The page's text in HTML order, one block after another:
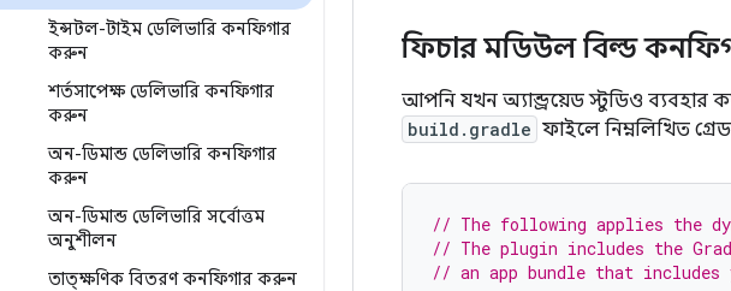
ইন্সটল-টাইম ডেলিভারি কনফিগার
করুন
শর্তসাপেক্ষ ডেলিভারি কনফিগার
করুন
অন-ডিমান্ড ডেলিভারি কনফিগার
করুন
অন-ডিমান্ড ডেলিভারি সর্বোত্তম
অনুশীলন
তাত্ক্ষণিক বিতরণ কনফিগার করুন
ফিচার মডিউল বিল্ড
আপনি যখন অ্যান্ড্রয়েড স্টুডিও
build.gradle ফাইলে নিম্নলিখিত
// The following applies the
// The plugin includes the
// an app bundle that includes